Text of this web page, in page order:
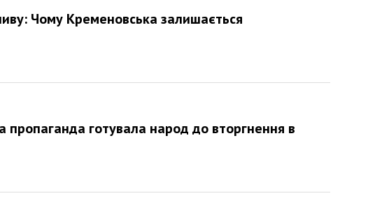
Чому Кременовська залишається
пропаганда готувала народ до вторгнення в